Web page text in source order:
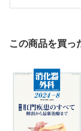
発癌抑制を
松尾恵太郎
この商品を買っ